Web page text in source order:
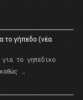
το γήπεδο (νέα
το γηπεδικο
…